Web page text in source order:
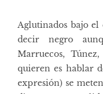
Aglutinados bajo el
decir negro
Marruecos,
quieren es hablar
expresión) se